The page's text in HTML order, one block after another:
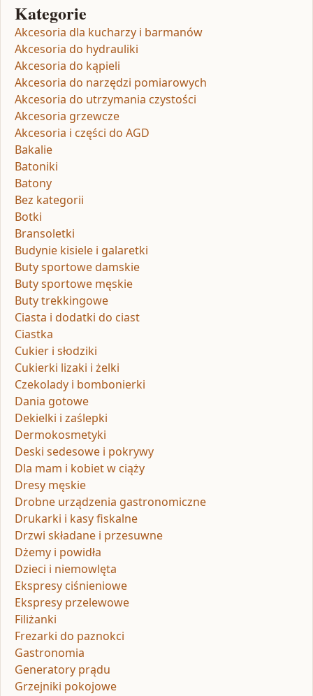
Kategorie
Akcesoria dla kucharzy i barmanów
Akcesoria do hydrauliki
Akcesoria do kąpieli
Akcesoria do narzędzi pomiarowych
Akcesoria do utrzymania czystości
Akcesoria grzewcze
Akcesoria i części do AGD
Bakalie
Batoniki
Batony
Bez kategorii
Botki
Bransoletki
Budynie kisiele i galaretki
Buty sportowe damskie
Buty sportowe męskie
Buty trekkingowe
Ciasta i dodatki do ciast
Ciastka
Cukier i słodziki
Cukierki lizaki i żelki
Czekolady i bombonierki
Dania gotowe
Dekielki i zaślepki
Dermokosmetyki
Deski sedesowe i pokrywy
Dla mam i kobiet w ciąży
Dresy męskie
Drobne urządzenia gastronomiczne
Drukarki i kasy fiskalne
Drzwi składane i przesuwne
Dżemy i powidła
Dzieci i niemowlęta
Ekspresy ciśnieniowe
Ekspresy przelewowe
Filiżanki
Frezarki do paznokci
Gastronomia
Generatory prądu
Grzejniki pokojowe